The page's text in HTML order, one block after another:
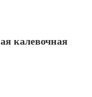
калевочная